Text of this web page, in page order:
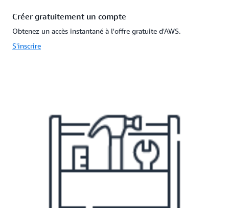
Créer gratuitement un compte
Obtenez un accès instantané à l'offre gratuite d'AWS.
S'inscrire